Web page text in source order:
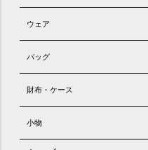
ウェア
バッグ
財布・ケース
小物